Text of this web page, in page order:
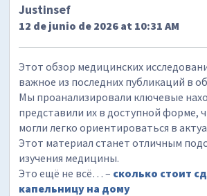
Justinsef
12 de junio de 2026 at 10:31 AM
Этот обзор медицинских
важное из последних публикаций в
Мы проанализировали ключевые
представили их в доступной форме,
могли легко ориентироваться в
Этот материал станет отличным
изучения медицины.
Это ещё не всё… – сколько стоит
капельницу на дому